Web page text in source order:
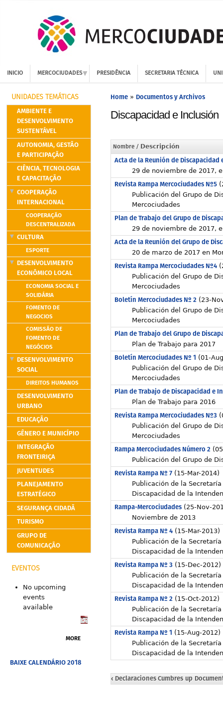
INICIO MERCOCIUDADES PRESIDÊNCIA SECRETARIA TÉCNICA
UNIDADES TEMÁTICAS
AMBIENTE E
DESENVOLVIMENTO
SUSTENTÁVEL
AUTONOMIA, GESTÃO
E PARTICIPAÇÃO
CIÊNCIA, TECNOLOGIA
E CAPACITAÇÃO
COOPERAÇÃO
INTERNACIONAL
COOPERAÇÃO
DESCENTRALIZADA
CULTURA
ESPORTE
DESENVOLVIMENTO
ECONÔMICO LOCAL
ECONOMIA SOCIAL E
SOLIDÁRIA
FOMENTO DE
NEGOCIOS
COMISSÃO DE
FOMENTO DE
NEGÓCIOS
DESENVOLVIMENTO
SOCIAL
DIREITOS HUMANOS
DESENVOLVIMENTO
URBANO
EDUCAÇÃO
GÊNERO E MUNICÍPIO
INTEGRAÇÃO
FRONTEIRIÇA
JUVENTUDES
PLANEJAMENTO
ESTRATÉGICO
SEGURANÇA CIDADÃ
TURISMO
GRUPO DE
COMUNICAÇÃO
EVENTOS
No upcoming
events
available
MORE
BAIXE CALENDÁRIO 2018
Home » Documentos y Archivos
Discapacidad e Inclusión
Nombre / Descripción
Acta de la Reunión de Discapacidad
29 de noviembre de 2017,
Revista Rampa Mercociudades Nº5
Publicación del Grupo de
Mercociudades
Plan de Trabajo del Grupo de
29 de noviembre de 2017,
Acta de la Reunión del Grupo de
20 de marzo de 2017 en
Revista Rampa Mercociudades Nº4
Publicación del Grupo de
Mercociudades
Boletín Mercociudades Nº 2 (23-
Publicación del Grupo de
Mercociudades
Plan de Trabajo del Grupo de
Plan de Trabajo para 2017
Boletín Mercociudades Nº 1 (01-
Publicación del Grupo de
Mercociudades
Plan de Trabajo de Discapacidad e
Plan de Trabajo para 2016
Revista Rampa Mercociudades Nº3
Publicación del Grupo de
Mercociudades
Rampa Mercociudades Número 2
Publicación del Grupo de
Revista Rampa Nº 7(15-Mar-2014)
Publicación de la
Discapacidad de la
Rampa-Mercociudades(25-Nov-
Noviembre de 2013
Revista Rampa Nº 4(15-Mar-2013)
Publicación de la
Discapacidad de la
Revista Rampa Nº 3(15-Dec-2012)
Publicación de la
Discapacidad de la
Revista Rampa Nº 2 (15-Oct-2012)
Publicación de la
Discapacidad de la
Revista Rampa Nº 1 (15-Aug-2012)
Publicación de la
Discapacidad de la
‹ Declaraciones Cumbresup